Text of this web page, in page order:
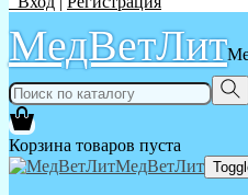
МедВетЛит
Корзина товаров пуста
МедВетЛит